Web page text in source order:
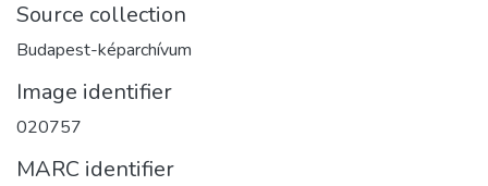
Source collection
Budapest-képarchívum
Image identifier
020757
MARC identifier